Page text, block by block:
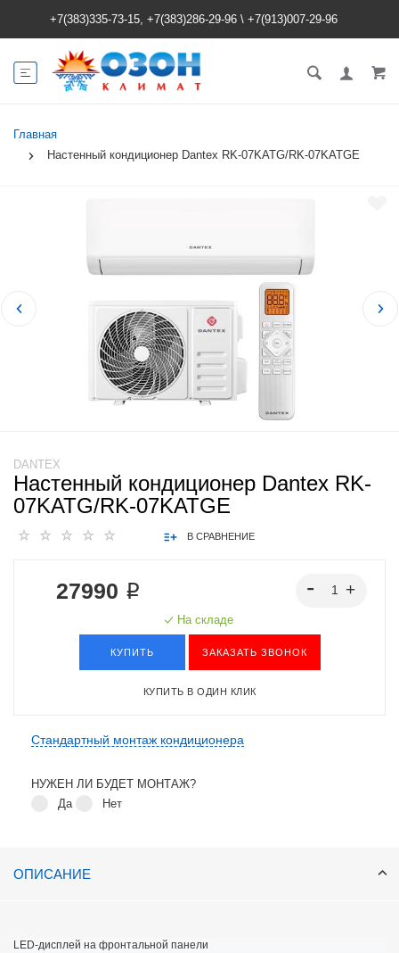
+7(383)335-73-15, +7(383)286-29-96 \ +7(913)007-29-96
Главная
Настенный кондиционер Dantex RK-07KATG/RK-07KATGE
DANTEX
Настенный кондиционер Dantex RK-
07KATG/RK-07KATGE
В СРАВНЕНИЕ
27990 ₽
На складе
КУПИТЬ ЗАКАЗАТЬ ЗВОНОК
КУПИТЬ В ОДИН КЛИК
Стандартный монтаж кондиционера
НУЖЕН ЛИ БУДЕТ МОНТАЖ?
Да
Нет
ОПИСАНИЕ
LED-дисплей на фронтальной панели